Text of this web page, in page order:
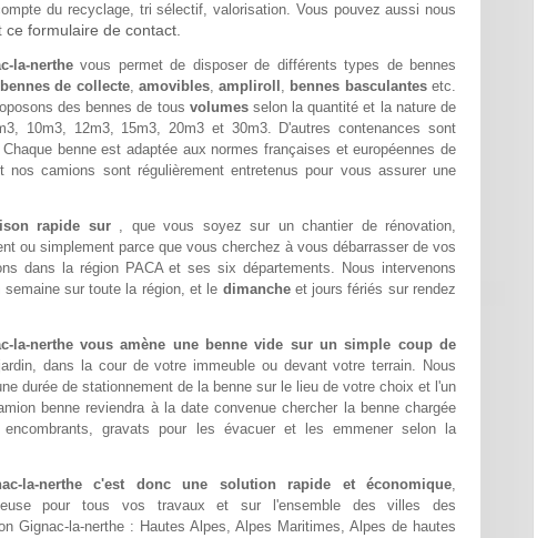
du recyclage, tri sélectif, valorisation. Vous pouvez aussi nous
ce formulaire de contact.
la-nerthevous permet de disposer de différents types de bennes
bennes de collecte, amovibles,ampliroll , bennes basculantesetc.
des bennes de tous volumesselon la quantité et la nature de
10m3, 12m3, 15m3, 20m3 et 30m3. D'autres contenances sont
benne est adaptée aux normes françaises et européennes de
camions sont régulièrement entretenus pour vous assurer une
rapide sur , que vous soyez sur un chantier de rénovation,
ou simplement parce que vous cherchez à vous débarrasser de vos
dans la région PACA et ses six départements. Nous intervenons
sur toute la région, et le dimancheet jours fériés sur rendez
la-nerthe vous amène une benne vide sur un simple coup de
dans la cour de votre immeuble ou devant votre terrain. Nous
durée de stationnement de la benne sur le lieu de votre choix et l'un
benne reviendra à la date convenue chercher la benne chargée
gravats pour les évacuer et les emmener selon la
la-nerthe c'est donc une solution rapide et économique,
pour tous vos travaux et sur l'ensemble des villes des
Gignac-la-nerthe : Hautes Alpes, Alpes Maritimes, Alpes de hautes